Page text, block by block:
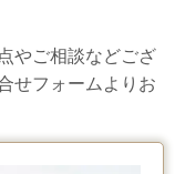
やご相談などござ
せフォームよりお